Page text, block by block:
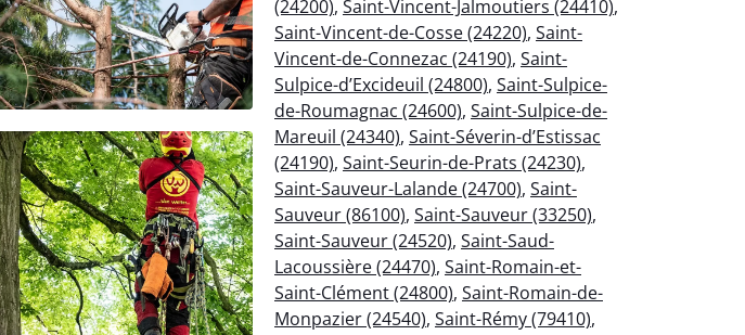
(24200), Saint-Vincent-Jalmoutiers (24410),
Saint-Vincent-de-Cosse (24220), Saint-
Vincent-de-Connezac (24190), Saint-
Sulpice-d’Excideuil (24800), Saint-Sulpice-
de-Roumagnac (24600), Saint-Sulpice-de-
Mareuil (24340), Saint-Séverin-d’Estissac
(24190), Saint-Seurin-de-Prats (24230),
Saint-Sauveur-Lalande (24700), Saint-
Sauveur (86100), Saint-Sauveur (33250),
Saint-Sauveur (24520), Saint-Saud-
Lacoussière (24470), Saint-Romain-et-
Saint-Clément (24800), Saint-Romain-de-
Monpazier (24540), Saint-Rémy (79410),